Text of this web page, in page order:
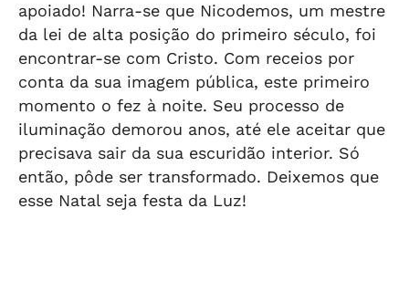
apoiado! Narra-se que Nicodemos, um mestre
da lei de alta posição do primeiro século, foi
encontrar-se com Cristo. Com receios por
conta da sua imagem pública, este primeiro
momento o fez à noite. Seu processo de
iluminação demorou anos, até ele aceitar que
precisava sair da sua escuridão interior. Só
então, pôde ser transformado. Deixemos que
esse Natal seja festa da Luz!